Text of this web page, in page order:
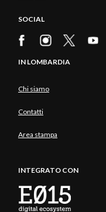
SOCIAL
IN LOMBARDIA
Chi siamo
Contatti
Area stampa
INTEGRATO CON